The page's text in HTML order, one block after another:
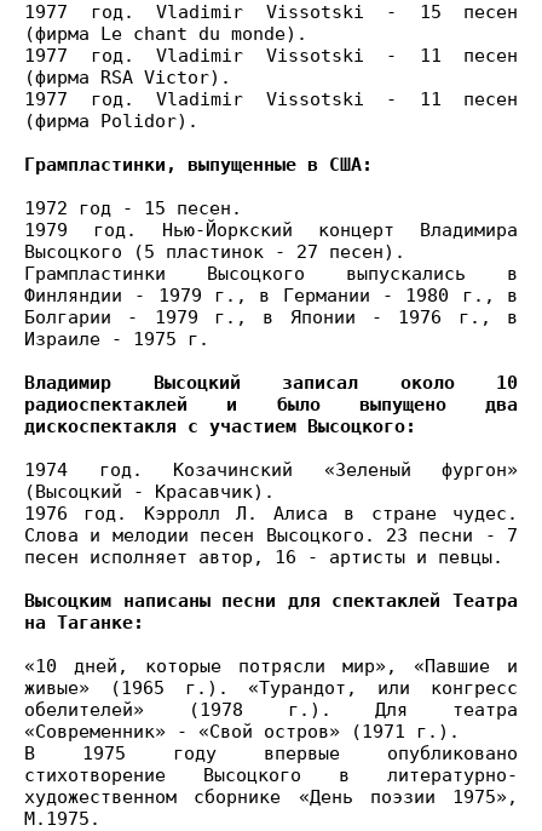
1977 год. Vladimir Vissotski - 15 песен
(фирма Le chant du monde).
1977 год. Vladimir Vissotski - 11 песен
(фирма RSA Victor).
1977 год. Vladimir Vissotski - 11 песен
(фирма Polidor).
Грампластинки, выпущенные в США:
1972 год - 15 песен.
1979 год. Нью-Йоркский концерт Владимира
Высоцкого (5 пластинок - 27 песен).
Грампластинки Высоцкого выпускались в
Финляндии - 1979 г., в Германии - 1980 г., в
Болгарии - 1979 г., в Японии - 1976 г., в
Израиле - 1975 г.
Владимир Высоцкий записал около 10
радиоспектаклей и было выпущено два
дискоспектакля с участием Высоцкого:
1974 год. Козачинский «Зеленый фургон»
(Высоцкий - Красавчик).
1976 год. Кэрролл Л. Алиса в стране чудес.
Слова и мелодии песен Высоцкого. 23 песни - 7
песен исполняет автор, 16 - артисты и певцы.
Высоцким написаны песни для спектаклей Театра
на Таганке:
«10 дней, которые потрясли мир», «Павшие и
живые» (1965 г.). «Турандот, или конгресс
обелителей» (1978 г.). Для театра
«Современник» - «Свой остров» (1971 г.).
В 1975 году впервые опубликовано
стихотворение Высоцкого в литературно-
художественном сборнике «День поэзии 1975»,
М.1975.